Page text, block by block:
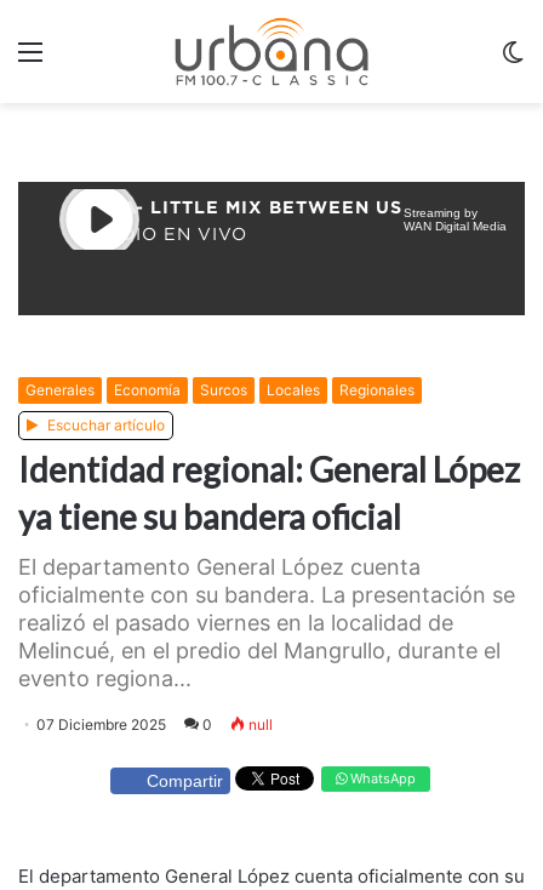
Generales Economía Surcos Locales
Regionales
Escuchar artículo
Identidad regional: General López
ya tiene su bandera oficial
El departamento General López cuenta
oficialmente con su bandera. La presentación se
realizó el pasado viernes en la localidad de
Melincué, en el predio del Mangrullo, durante el
evento regiona...
07 Diciembre 2025 0 null
Compartir WhatsApp
El departamento General López cuenta oficialmente con su